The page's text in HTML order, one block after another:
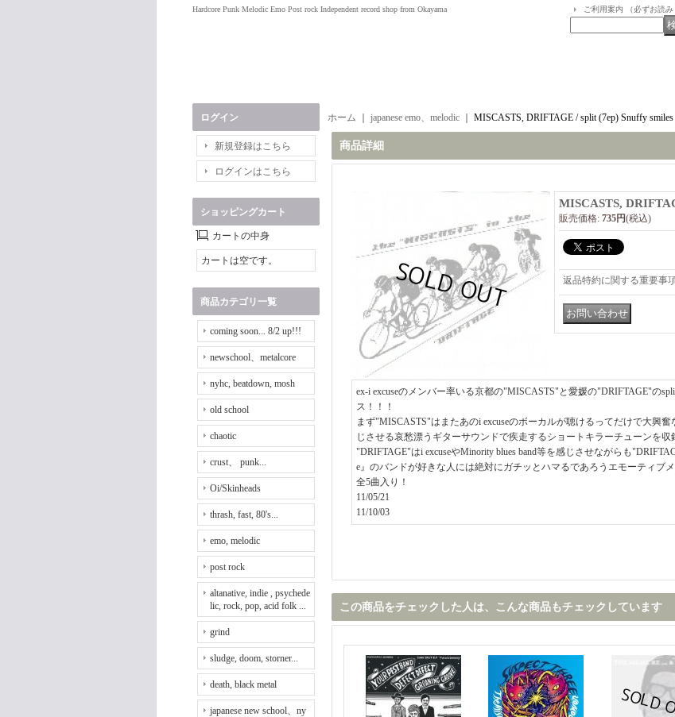
Hardcore Punk Melodic Emo Post rock Independent record shop from Okayama ご利用案内 （必ずお読み
ログイン
新規登録はこちら
ログインはこちら
ショッピングカート
カートの中身
カートは空です。
商品カテゴリ一覧
coming soon... 8/2 up!!!
newschool、metalcore
nyhc, beatdown, mosh
old school
chaotic
crust、 punk...
Oi/Skinheads
thrash, fast, 80's...
emo, melodic
post rock
altanative, indie , psychede
lic, rock, pop, acid folk ...
grind
sludge, doom, storner...
death, black metal
japanese new school、ny
ホーム japanese emo、melodic MISCASTS, DRIFTAGE / split (7ep) Snuffy smiles
商品詳細
MISCASTS,
販売価格: 735円(税込)
返品特約に関する重要事
ex-i excuseのメンバー率いる京都の"MISCASTS"と愛媛の"DRIFTAGE"の
ス！！！
まず"MISCASTS"はまたあのi excuseのボーカルが聴けるってだけで大興
じさせる哀愁漂うギターサウンドで疾走するショートキラーチューンを収
"DRIFTAGE"はi excuseやMinority blues band等を感じさせながらも
e』のバンドが好きな人には絶対にガチッとハマるであろうエモーティブ
全5曲入り！
11/05/21
11/10/03
この商品をチェックした人は、こんな商品もチェックしています